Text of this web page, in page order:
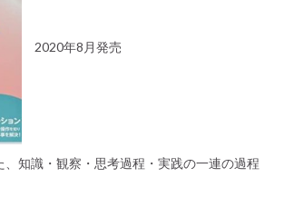
2020年8月発売
、知識・観察・思考過程・実践の一連の過程